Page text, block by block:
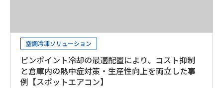
空調冷凍ソリューション
ピンポイント冷却の最適配置により、コスト抑制
と倉庫内の熱中症対策・生産性向上を両立した事
例【スポットエアコン】